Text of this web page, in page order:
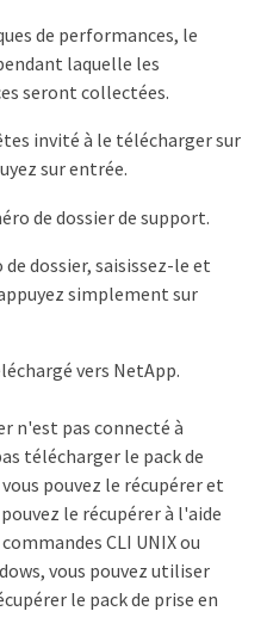
de performances, le
laquelle les
seront collectées.
invité à le télécharger sur
sur entrée.
de dossier de support.
de dossier, saisissez-le et
simplement sur
vers NetApp.
n'est pas connecté à
télécharger le pack de
pouvez le récupérer et
le récupérer à l'aide
CLI UNIX ou
vous pouvez utiliser
le pack de prise en